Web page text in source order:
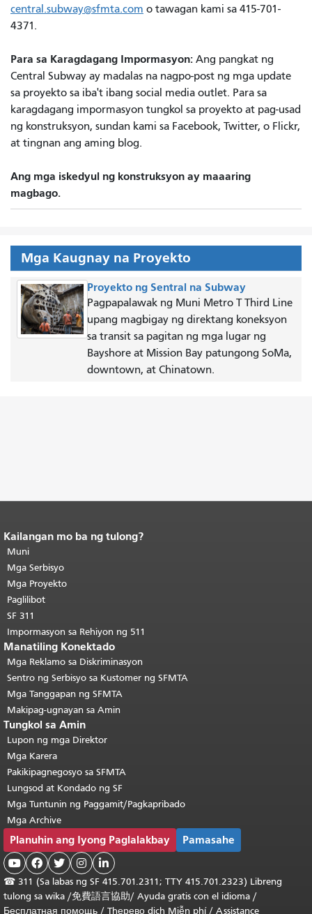
central.subway@sfmta.com o tawagan kami sa 415-701-
4371.
Para sa Karagdagang Impormasyon: Ang pangkat ng
Central Subway ay madalas na nagpo-post ng mga update
sa proyekto sa iba't ibang social media outlet. Para sa
karagdagang impormasyon tungkol sa proyekto at pag-usad
ng konstruksyon, sundan kami sa Facebook, Twitter, o Flickr,
at tingnan ang aming blog.
Ang mga iskedyul ng konstruksyon ay maaaring
magbago.
Mga Kaugnay na Proyekto
Proyekto ng Sentral na Subway
Pagpapalawak ng Muni Metro T Third Line
upang magbigay ng direktang koneksyon
sa transit sa pagitan ng mga lugar ng
Bayshore at Mission Bay patungong SoMa,
downtown, at Chinatown.
Katapusan ng nilalaman ng
pahina.
pahinang ito ay nauulit sa bawat
pahina.Bumalik sa tuktok ng
pangunahing nilalaman
Kailangan mo ba ng tulong?
Muni
Mga Serbisyo
Mga Proyekto
Paglilibot
SF 311
Impormasyon sa Rehiyon ng 511
Manatiling Konektado
Mga Reklamo sa Diskriminasyon
Sentro ng Serbisyo sa Kustomer ng SFMTA
Mga Tanggapan ng SFMTA
Makipag-ugnayan sa Amin
Tungkol sa Amin
Lupon ng mga Direktor
Mga Karera
Pakikipagnegosyo sa SFMTA
Lungsod at Kondado ng SF
Mga Tuntunin ng Paggamit/Pagkapribado
Mga Archive
Planuhin ang Iyong Paglalakbay Pamasahe
    
☎ 311 (Sa labas ng SF 415.701.2311; TTY 415.701.2323) Libreng
tulong sa wika /免費語言協助/ Ayuda gratis con el idioma /
Бесплатная помощь / Thерево dịch Miễn phí/ Assistance